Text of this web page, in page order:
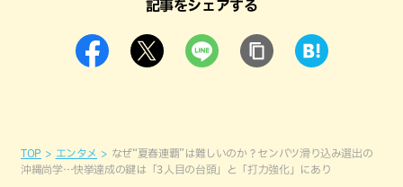
記事をシェアする
TOP エンタメ
なぜ“夏春連覇”は難しいのか？センバツ滑り込み選出の
沖縄尚学…快挙達成の鍵は「3人目の台頭」と「打力強化」にあり